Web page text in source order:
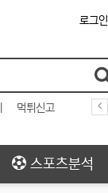
로그인
먹튀신고
스포츠분석